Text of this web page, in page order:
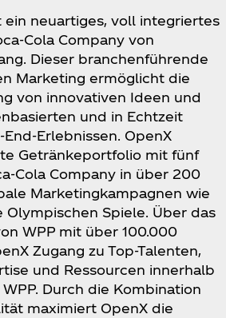
ein neuartiges, voll integriertes
Company von
Dieser branchenführende
Marketing ermöglicht die
von innovativen Ideen und
und in Echtzeit
Erlebnissen. OpenX
Getränkeportfolio mit fünf
Company in über 200
Marketingkampagnen wie
Olympischen Spiele. Über das
WPP mit über 100.000
Zugang zu Top-Talenten,
und Ressourcen innerhalb
Durch die Kombination
maximiert OpenX die